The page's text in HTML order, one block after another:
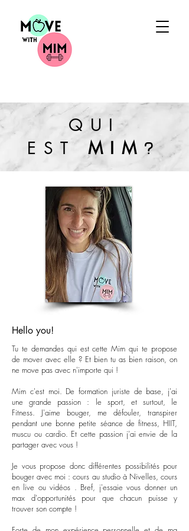
QUI
EST MIM ?
Hello you!
Tu te demandes qui est cette Mim qui te propose
de mover avec elle ? Et bien tu as bien raison, on
ne move pas avec n'importe qui !
Mim c'est moi. De formation juriste de base, j'ai
une grande passion : le sport, et surtout, le
Fitness. J'aime bouger, me défouler, transpirer
pendant une bonne petite séance de fitness, HIIT,
muscu ou cardio. Et cette passion j'ai envie de la
partager avec vous !
Je vous propose donc différentes possibilités pour
bouger avec moi : cours au studio à Nivelles, cours
en live ou vidéos . Bref, j'essaie vous donner un
max d'opportunités pour que chacun puisse y
trouver son compte !